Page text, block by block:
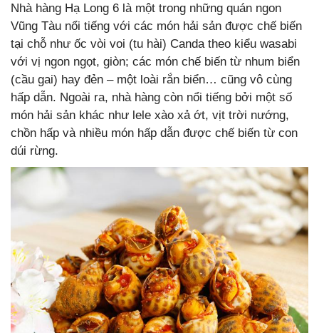
Nhà hàng Hạ Long 6 là một trong những quán ngon
Vũng Tàu nổi tiếng với các món hải sản được chế biến
tại chỗ như ốc vòi voi (tu hài) Canda theo kiểu wasabi
với vị ngon ngọt, giòn; các món chế biến từ nhum biển
(cầu gai) hay đẻn – một loài rắn biển… cũng vô cùng
hấp dẫn. Ngoài ra, nhà hàng còn nổi tiếng bởi một số
món hải sản khác như lele xào xả ớt, vịt trời nướng,
chồn hấp và nhiều món hấp dẫn được chế biến từ con
dúi rừng.